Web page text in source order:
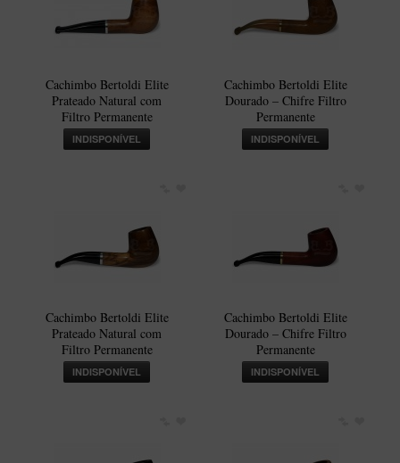
Cachimbo Bertoldi Elite
Prateado Natural com
Filtro Permanente
INDISPONÍVEL
Cachimbo Bertoldi Elite
Dourado – Chifre Filtro
Permanente
INDISPONÍVEL
Cachimbo Bertoldi Elite
Prateado Natural com
Filtro Permanente
INDISPONÍVEL
Cachimbo Bertoldi Elite
Dourado – Chifre Filtro
Permanente
INDISPONÍVEL